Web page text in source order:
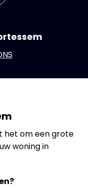
het om een grote
woning in